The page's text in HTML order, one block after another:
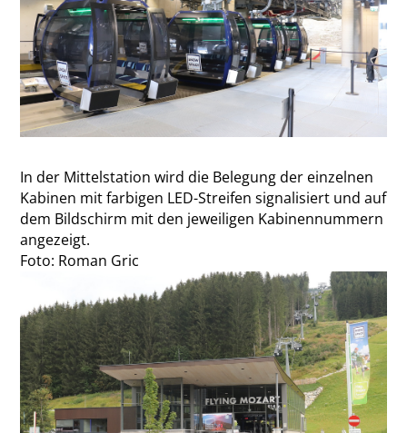
In der Mittelstation wird die Belegung der einzelnen
Kabinen mit farbigen LED-Streifen signalisiert und auf
dem Bildschirm mit den jeweiligen Kabinennummern
angezeigt.
Foto: Roman Gric